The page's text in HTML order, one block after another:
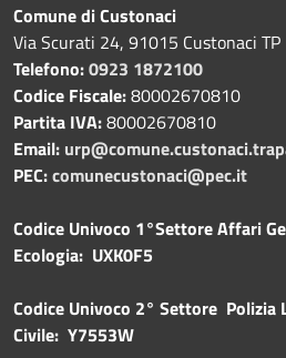
Comune di Custonaci
Via Scurati 24, 91015 Custonaci TP
Telefono:0923 1872100
Codice Fiscale:80002670810
Partita IVA:80002670810
Email:
PEC:comunecustonaci@pec.it
Codice Univoco 1°Settore Affari
Ecologia: UXK0F5
Codice Univoco 2° Settore Polizia
Civile: Y7553W